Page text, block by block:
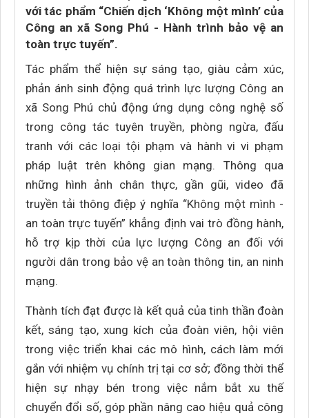
với tác phẩm “Chiến dịch ‘Không một mình’ của
Công an xã Song Phú - Hành trình bảo vệ an
toàn trực tuyến”.
Tác phẩm thể hiện sự sáng tạo, giàu cảm xúc,
phản ánh sinh động quá trình lực lượng Công an
xã Song Phú chủ động ứng dụng công nghệ số
trong công tác tuyên truyền, phòng ngừa, đấu
tranh với các loại tội phạm và hành vi vi phạm
pháp luật trên không gian mạng. Thông qua
những hình ảnh chân thực, gần gũi, video đã
truyền tải thông điệp ý nghĩa “Không một mình -
an toàn trực tuyến” khẳng định vai trò đồng hành,
hỗ trợ kịp thời của lực lượng Công an đối với
người dân trong bảo vệ an toàn thông tin, an ninh
mạng.
Thành tích đạt được là kết quả của tinh thần đoàn
kết, sáng tạo, xung kích của đoàn viên, hội viên
trong việc triển khai các mô hình, cách làm mới
gắn với nhiệm vụ chính trị tại cơ sở; đồng thời thể
hiện sự nhạy bén trong việc nắm bắt xu thế
chuyển đổi số, góp phần nâng cao hiệu quả công